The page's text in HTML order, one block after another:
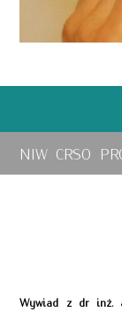
NIW CRSO
Wywiad z dr inż.